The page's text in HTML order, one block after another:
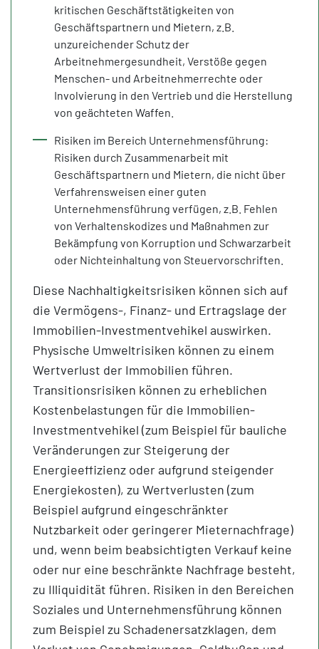
kritischen Geschäftstätigkeiten von
Geschäftspartnern und Mietern, z.B.
unzureichender Schutz der
Arbeitnehmergesundheit, Verstöße gegen
Menschen- und Arbeitnehmerrechte oder
Involvierung in den Vertrieb und die Herstellung
von geächteten Waffen.
Risiken im Bereich Unternehmensführung:
Risiken durch Zusammenarbeit mit
Geschäftspartnern und Mietern, die nicht über
Verfahrensweisen einer guten
Unternehmensführung verfügen, z.B. Fehlen
von Verhaltenskodizes und Maßnahmen zur
Bekämpfung von Korruption und Schwarzarbeit
oder Nichteinhaltung von Steuervorschriften.
Diese Nachhaltigkeitsrisiken können sich auf
die Vermögens-, Finanz- und Ertragslage der
Immobilien-Investmentvehikel auswirken.
Physische Umweltrisiken können zu einem
Wertverlust der Immobilien führen.
Transitionsrisiken können zu erheblichen
Kostenbelastungen für die Immobilien-
Investmentvehikel (zum Beispiel für bauliche
Veränderungen zur Steigerung der
Energieeffizienz oder aufgrund steigender
Energiekosten), zu Wertverlusten (zum
Beispiel aufgrund eingeschränkter
Nutzbarkeit oder geringerer Mieternachfrage)
und, wenn beim beabsichtigten Verkauf keine
oder nur eine beschränkte Nachfrage besteht,
zu Illiquidität führen. Risiken in den Bereichen
Soziales und Unternehmensführung können
zum Beispiel zu Schadenersatzklagen, dem